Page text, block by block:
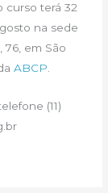
curso terá 32
na sede
76, em São
ABCP.
(11)